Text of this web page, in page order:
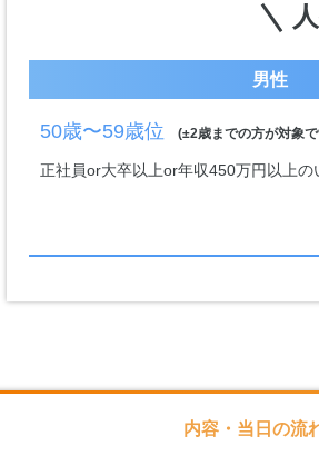
男性
50歳〜59歳位 (±2歳までの方が対象
正社員or大卒以上or年収450万円以上
内容・当日の流